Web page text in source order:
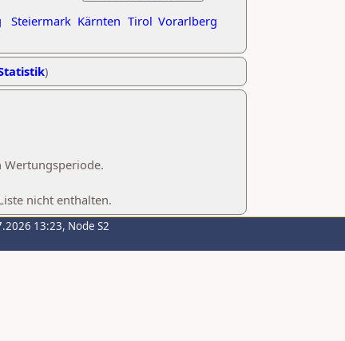
Steiermark Kärnten Tirol Vorarlberg
)
Wertungsperiode.
nicht enthalten.
13:23, Node S2